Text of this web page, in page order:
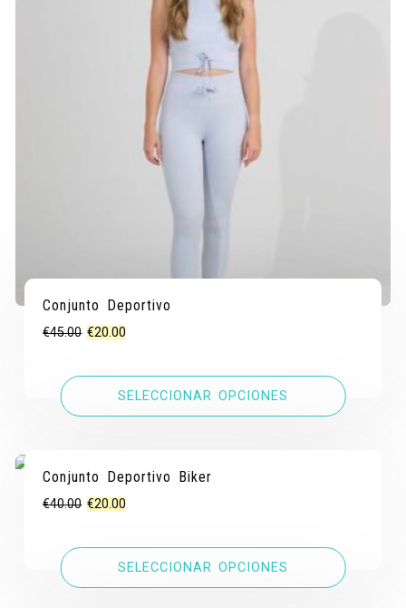
Conjunto Deportivo
€45.00 El
original
€20.00
actual
es:
SELECCIONAR OPCIONES
Conjunto Deportivo Biker
€40.00 El
original
€20.00
actual
es:
SELECCIONAR OPCIONES